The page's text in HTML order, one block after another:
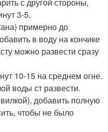
3-5.
примерно до
в воду на кончике
можно развести сразу
10-15 на среднем огне.
воды ст развести.
добавить полную
чтобы не было